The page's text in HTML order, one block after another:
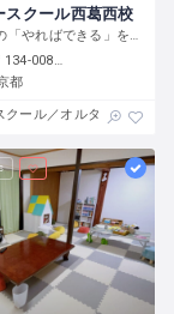
スクール西葛西校
西葛西６−１０−１４ 正栄ビル
都
クール／オルタナティブス